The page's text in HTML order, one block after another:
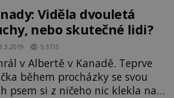
Viděla dvouletá
nebo skutečné lidi?
5.3TIS
v Albertě v Kanadě. Teprve
během procházky se svou
psem si z ničeho nic klekla na